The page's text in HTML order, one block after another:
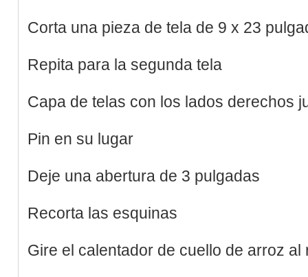
Corta una pieza de tela de 9 x 23
Repita para la segunda tela
Capa de telas con los lados derechos
Pin en su lugar
Deje una abertura de 3 pulgadas
Recorta las esquinas
Gire el calentador de cuello de arroz al